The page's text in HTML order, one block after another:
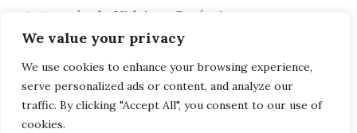
We value your privacy
We use cookies to enhance your browsing experience,
serve personalized ads or content, and analyze our
traffic. By clicking "Accept All", you consent to our use of
cookies.
Artesanía de Vidrio y Cerámica
Unicornios en el Diseño de Apps de
Meditación y Mindfulness: Atrayendo
Usuarios con Magia y Misticismo